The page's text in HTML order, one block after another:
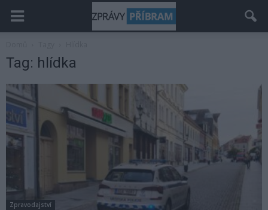
Tag: hlídka
Zpravodajství